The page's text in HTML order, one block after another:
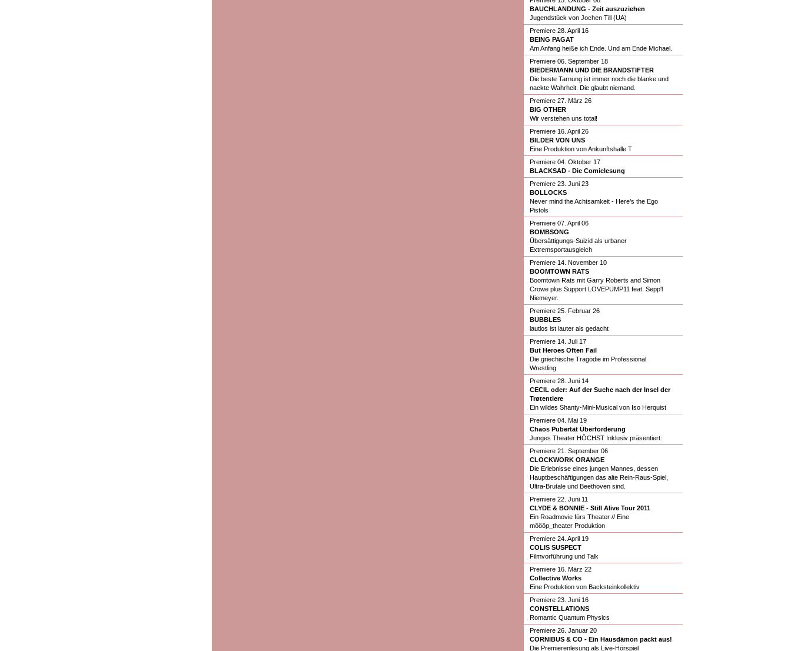
BAUCHLANDUNG - Zeit auszuziehen
Jugendstück von Jochen Till (UA)
Premiere 28. April 16
BEING PAGAT
Am Anfang heiße ich Ende. Und am Ende Michael.
Premiere 06. September 18
BIEDERMANN UND DIE BRANDSTIFTER
Die beste Tarnung ist immer noch die blanke und
nackte Wahrheit. Die glaubt niemand.
Premiere 27. März 26
BIG OTHER
Wir verstehen uns total!
Premiere 16. April 26
BILDER VON UNS
Eine Produktion von Ankunftshalle T
Premiere 04. Oktober 17
BLACKSAD - Die Comiclesung
Premiere 23. Juni 23
BOLLOCKS
Never mind the Achtsamkeit - Here’s the Ego
Pistols
Premiere 07. April 06
BOMBSONG
Übersättigungs-Suizid als urbaner
Extremsportausgleich
Premiere 14. November 10
BOOMTOWN RATS
Boomtown Rats mit Garry Roberts and Simon
Crowe plus Support LOVEPUMP11 feat. Sepp'l
Niemeyer.
Premiere 25. Februar 26
BUBBLES
lautlos ist lauter als gedacht
Premiere 14. Juli 17
But Heroes Often Fail
Die griechische Tragödie im Professional
Wrestling
Premiere 28. Juni 14
CECIL oder: Auf der Suche nach der Insel der
Trøtentiere
Ein wildes Shanty-Mini-Musical von Iso Herquist
Premiere 04. Mai 19
Chaos Pubertät Überforderung
Junges Theater HÖCHST Inklusiv präsentiert:
Premiere 21. September 06
CLOCKWORK ORANGE
Die Erlebnisse eines jungen Mannes, dessen
Hauptbeschäftigungen das alte Rein-Raus-Spiel,
Ultra-Brutale und Beethoven sind.
Premiere 22. Juni 11
CLYDE & BONNIE - Still Alive Tour 2011
Ein Roadmovie fürs Theater // Eine
möööp_theater Produktion
Premiere 24. April 19
COLIS SUSPECT
Filmvorführung und Talk
Premiere 16. März 22
Collective Works
Eine Produktion von Backsteinkollektiv
Premiere 23. Juni 16
CONSTELLATIONS
Romantic Quantum Physics
Premiere 26. Januar 20
CORNIBUS & CO - Ein Hausdämon packt aus!
Die Premierenlesung als Live-Hörspiel